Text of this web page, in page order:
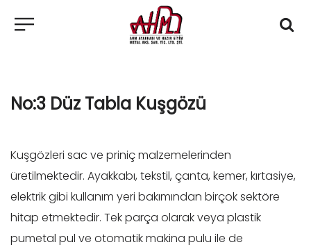
No:3 Düz Tabla Kuşgözü
Kuşgözleri sac ve priniç malzemelerinden
üretilmektedir. Ayakkabı, tekstil, çanta, kemer, kırtasiye,
elektrik gibi kullanım yeri bakımından birçok sektöre
hitap etmektedir. Tek parça olarak veya plastik
pumetal pul ve otomatik makina pulu ile de